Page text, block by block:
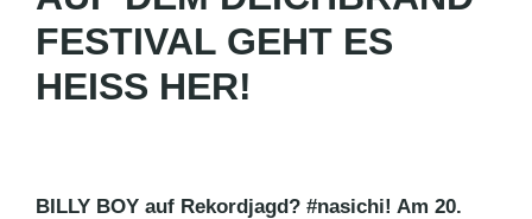
FESTIVAL GEHT ES
HEISS HER!
BILLY BOY auf Rekordjagd? #nasichi! Am 20.